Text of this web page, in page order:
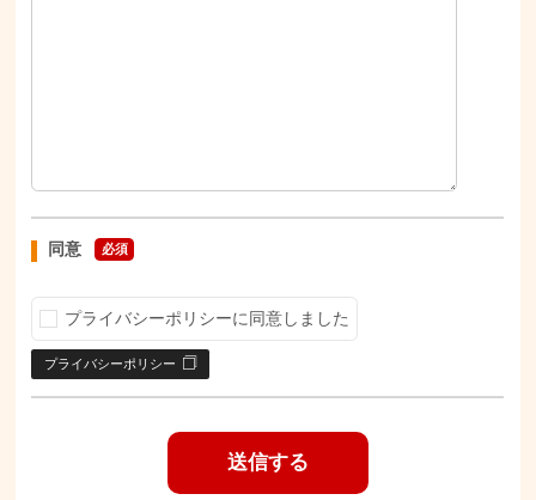
同意 必須
プライバシーポリシーに同意しました
プライバシーポリシー